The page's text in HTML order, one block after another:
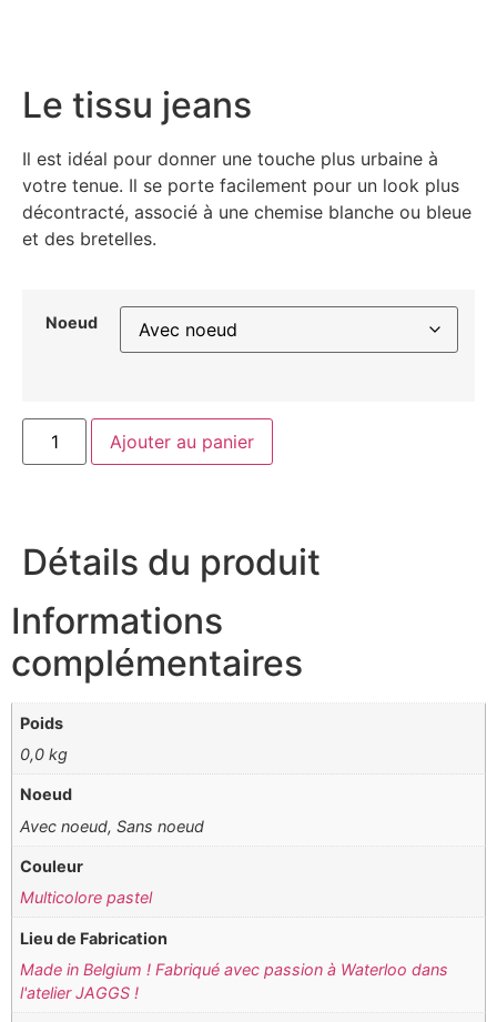
Le tissu jeans
Il est idéal pour donner une touche plus urbaine à
votre tenue. Il se porte facilement pour un look plus
décontracté, associé à une chemise blanche ou bleue
et des bretelles.
Noeud
Ajouter au panier
Détails du produit
Informations
complémentaires
Poids
0,0 kg
Noeud
Avec noeud, Sans noeud
Couleur
Multicolore pastel
Lieu de Fabrication
Made in Belgium ! Fabriqué avec passion à Waterloo dans
l'atelier JAGGS !